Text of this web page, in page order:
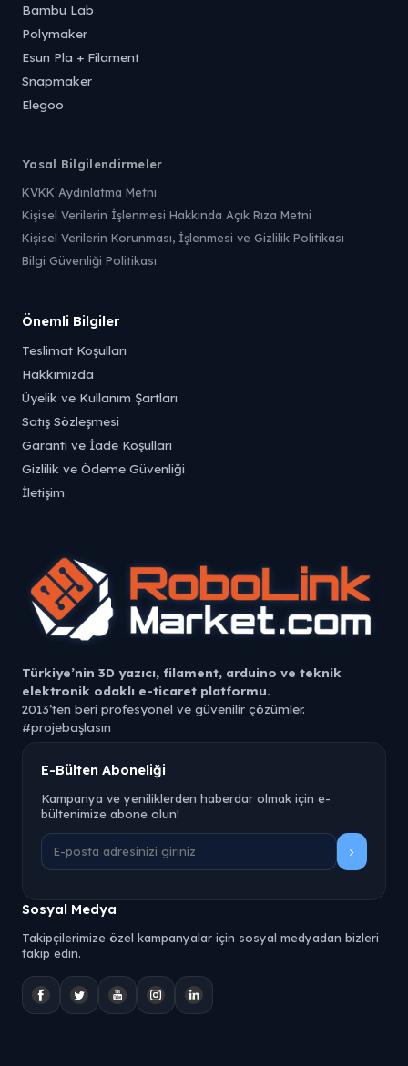
Bambu Lab
Polymaker
Esun Pla + Filament
Snapmaker
Elegoo
Yasal Bilgilendirmeler
KVKK Aydınlatma Metni
Kişisel Verilerin İşlenmesi Hakkında Açık Rıza Metni
Kişisel Verilerin Korunması, İşlenmesi ve Gizlilik Politikası
Bilgi Güvenliği Politikası
Önemli Bilgiler
Teslimat Koşulları
Hakkımızda
Üyelik ve Kullanım Şartları
Satış Sözleşmesi
Garanti ve İade Koşulları
Gizlilik ve Ödeme Güvenliği
İletişim
Türkiye’nin 3D yazıcı, filament, arduino ve teknik
elektronik odaklı e-ticaret platformu.
2013’ten beri profesyonel ve güvenilir çözümler.
#projebaşlasın
teknik elektronik bileşenler alanında uzmanlaşmış Türkiye
merkezli bir e-ticaret platformudur.
PLA, PETG, TPU, ABS gibi filament türlerinden 3D yazıcı
yedek parçalarına, elektronik geliştirme kartlarından
mekanik bileşenlere kadar geniş bir ürün gamı sunar.
odağıyla hizmet vermektedir.
E-Bülten Aboneliği
Kampanya ve yeniliklerden haberdar olmak için e-
bültenimize abone olun!
Sosyal Medya
Takipçilerimize özel kampanyalar için sosyal medyadan bizleri
takip edin.